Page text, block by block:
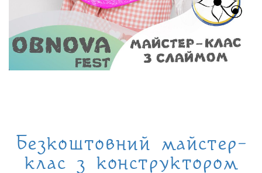
Безкоштовний майстер-
клас з конструктором